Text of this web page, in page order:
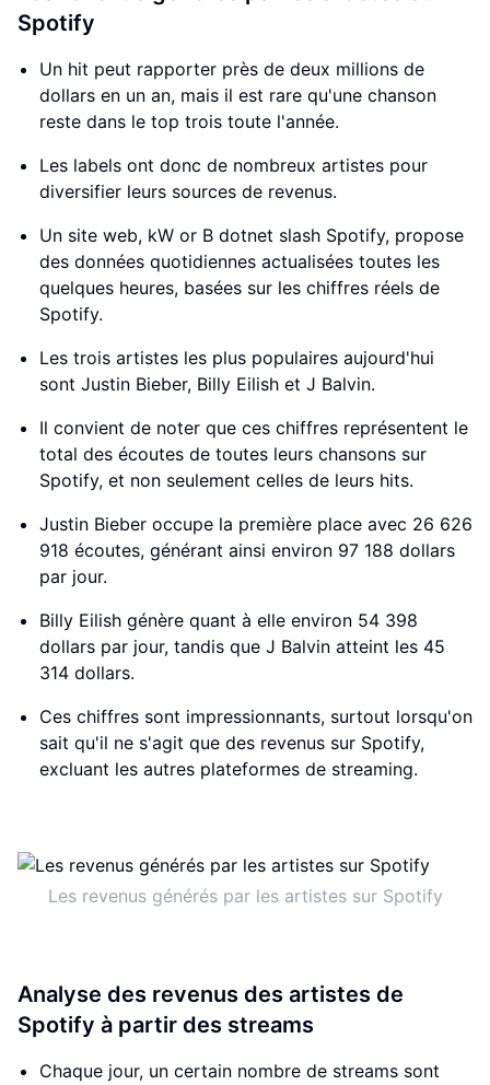
Spotify
Un hit peut rapporter près de deux millions de
dollars en un an, mais il est rare qu'une chanson
reste dans le top trois toute l'année.
Les labels ont donc de nombreux artistes pour
diversifier leurs sources de revenus.
Un site web, kW or B dotnet slash Spotify, propose
des données quotidiennes actualisées toutes les
quelques heures, basées sur les chiffres réels de
Spotify.
Les trois artistes les plus populaires aujourd'hui
sont Justin Bieber, Billy Eilish et J Balvin.
Il convient de noter que ces chiffres représentent le
total des écoutes de toutes leurs chansons sur
Spotify, et non seulement celles de leurs hits.
Justin Bieber occupe la première place avec 26 626
918 écoutes, générant ainsi environ 97 188 dollars
par jour.
Billy Eilish génère quant à elle environ 54 398
dollars par jour, tandis que J Balvin atteint les 45
314 dollars.
Ces chiffres sont impressionnants, surtout lorsqu'on
sait qu'il ne s'agit que des revenus sur Spotify,
excluant les autres plateformes de streaming.
Les revenus générés par les artistes sur Spotify
Analyse des revenus des artistes de
Spotify à partir des streams
Chaque jour, un certain nombre de streams sont